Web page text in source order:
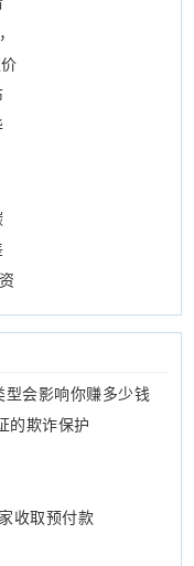
会影响你赚多少钱
的欺诈保护
收取预付款